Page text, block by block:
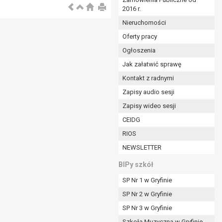
2016 r.
Nieruchomości
Oferty pracy
Ogłoszenia
Jak załatwić sprawę
Kontakt z radnymi
Zapisy audio sesji
Zapisy wideo sesji
CEIDG
RIOS
NEWSLETTER
BIPy szkół
SP Nr 1 w Gryfinie
SP Nr 2 w Gryfinie
SP Nr 3 w Gryfinie
(Dz.U. z 2017r., poz. 1875 ze zm.) oraz z
i celu określonym w treści zgody.
odbiorcom lub kategoriom odbiorców danych
z terminami archiwizacji określonymi przez
czasu wycofania tej zgody.
do realizacji zawartej umowy, a po tym
na przetwarzanie danych po zakończeniu i
z umowy o dofinansowanie zawartej między